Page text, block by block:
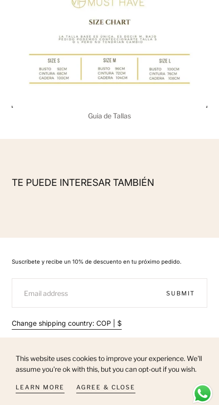
This website uses cookies to improve your experience. We'll
assume you're ok with this, but you can opt-out if you wish.
LEARN MORE AGREE & CLOSE
Guia de Tallas
TE PUEDE INTERESAR TAMBIÉN
Suscríbete y recibe un 10% de descuento en tu próximo pedido.
SUBMIT
Change shipping country: COP | $
© 2026 - All rights reserved. MUST HAVE